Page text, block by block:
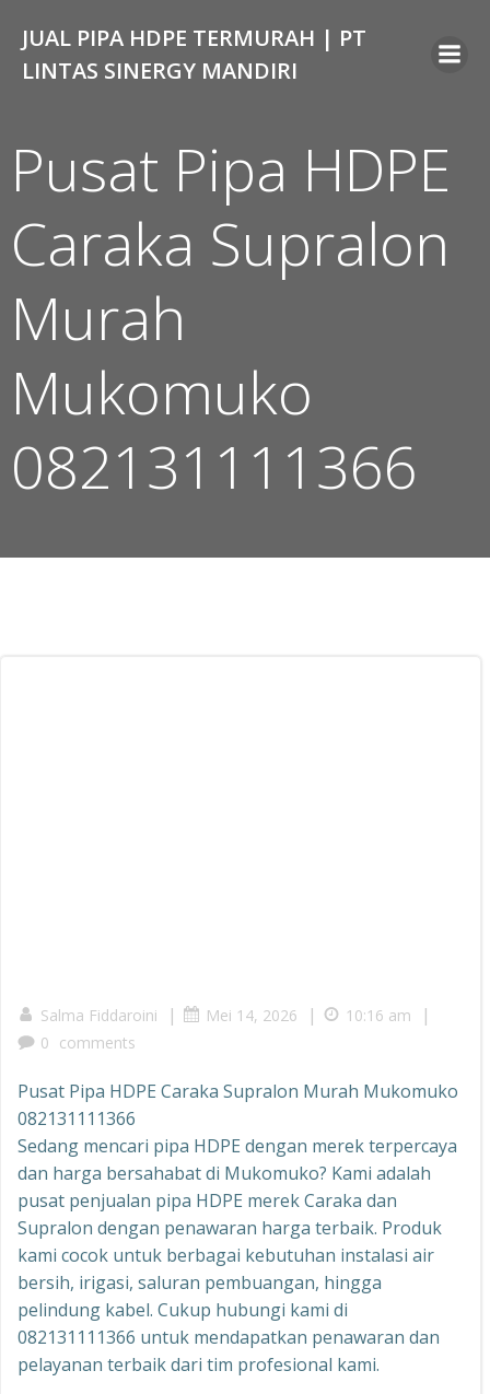
to
content
JUAL PIPA HDPE TERMURAH | PT
LINTAS SINERGY MANDIRI
Pusat Pipa HDPE
Caraka Supralon
Murah
Mukomuko
082131111366
Salma Fiddaroini | Mei 14, 2026 | 10:16 am |
0 comments
Pusat Pipa HDPE Caraka Supralon Murah Mukomuko
082131111366
Sedang mencari pipa HDPE dengan merek terpercaya
dan harga bersahabat di Mukomuko? Kami adalah
pusat penjualan pipa HDPE merek Caraka dan
Supralon dengan penawaran harga terbaik. Produk
kami cocok untuk berbagai kebutuhan instalasi air
bersih, irigasi, saluran pembuangan, hingga
pelindung kabel. Cukup hubungi kami di
082131111366 untuk mendapatkan penawaran dan
pelayanan terbaik dari tim profesional kami.